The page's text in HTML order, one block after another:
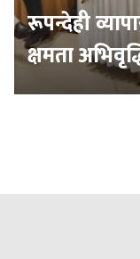
रूपन्देही
क्षमता